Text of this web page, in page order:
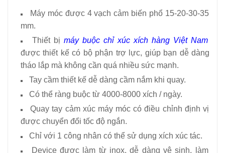
Máy móc được 4 vạch cảm biến phổ 15-20-30-35
mm.
Thiết bị máy buộc chỉ xúc xích hàng Việt Nam
được thiết kế có bộ phận trợ lực, giúp bạn dễ dàng
tháo lắp mà không cần quá nhiều sức mạnh.
Tay cầm thiết kế dễ dàng cầm nắm khi quay.
Có thể ràng buộc từ 4000-8000 xích / ngày.
Quay tay cảm xúc máy móc có điều chỉnh định vị
được chuyển đổi tốc độ ngắn.
Chỉ với 1 công nhân có thể sử dụng xích xúc tác.
Device được làm từ inox, dễ dàng vệ sinh, làm